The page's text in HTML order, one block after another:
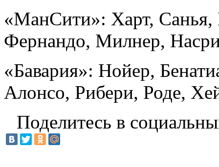
«МанСити»: Харт,
Фернандо, Милнер,
«Бавария»: Нойер,
Алонсо, Рибери, Роде,
Поделитесь в